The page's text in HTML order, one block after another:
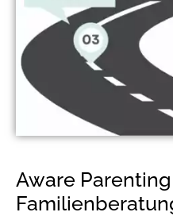
Aware Parenting